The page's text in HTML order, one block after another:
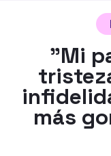
"Mi
más